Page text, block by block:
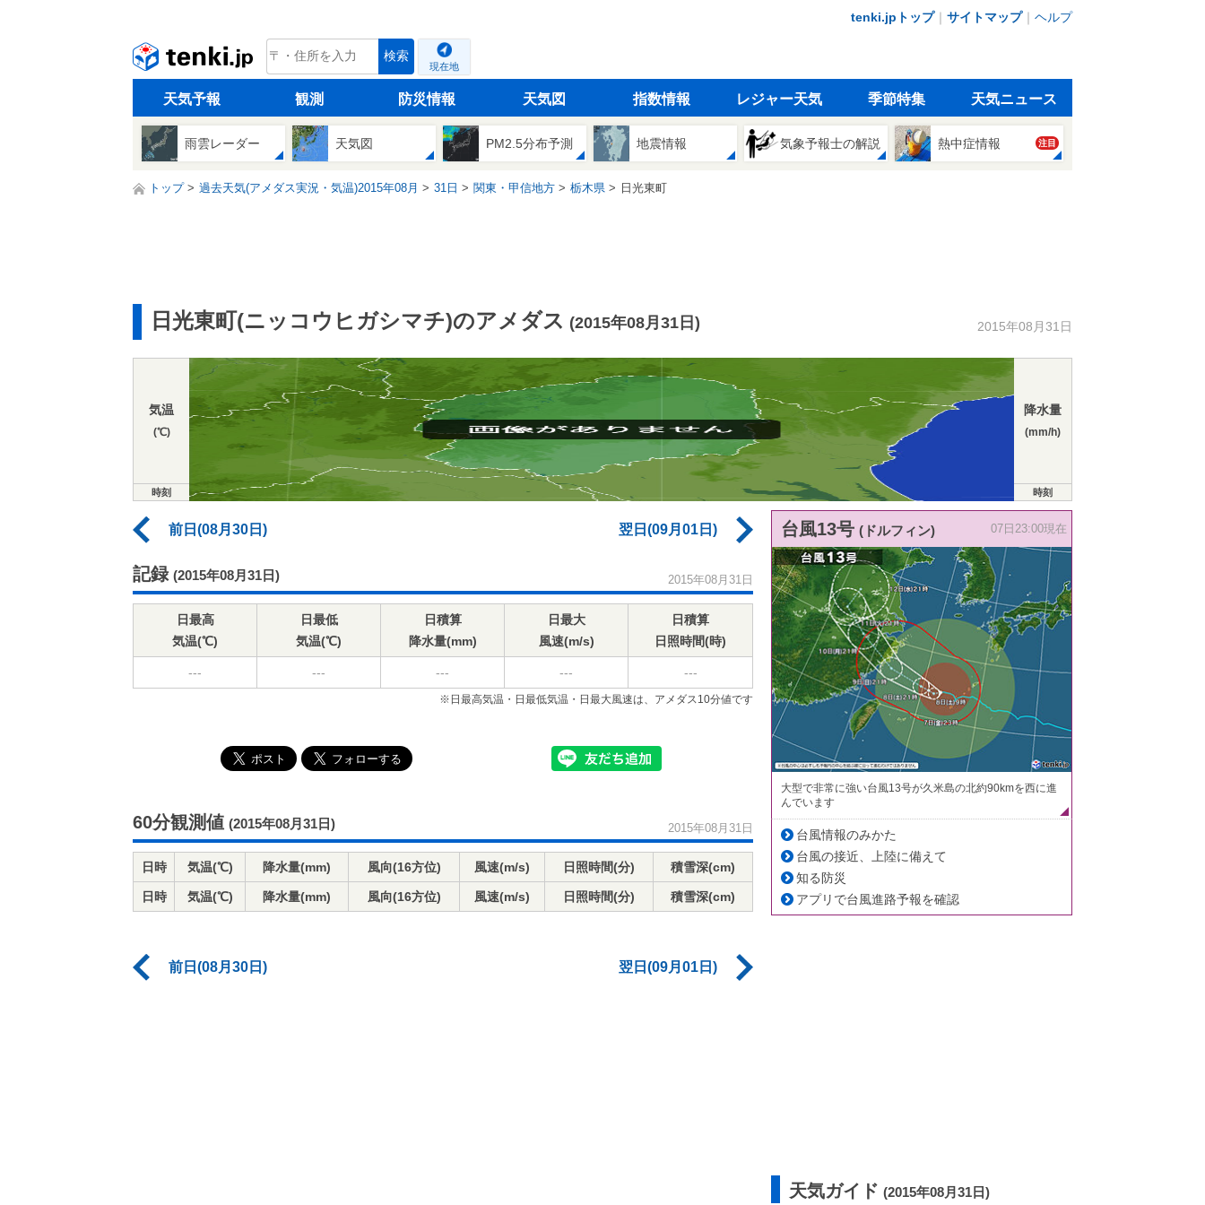
tenki.jpトップ｜ サイトマップ｜ ヘルプ
tenki.jp 検索
現在地
天気予報 観測 防災情報 天気図 指数情報 レジャー天気 季節特集 天気ニュース
雨雲レーダー 天気図 PM2.5分布予測 地震情報 気象予報士の解説 熱中症情報 注目
トップ 過去天気(アメダス実況・気温)2015年08月 31日 関東・甲信地方 栃木県 日光東町
日光東町(ニッコウヒガシマチ)のアメダス (2015年08月31日) 2015年08月31日
気温
(℃)
降水量
(mm/h)
時刻 時刻
前日(08月30日) 翌日(09月01日)
記録 (2015年08月31日) 2015年08月31日
日最高
気温(℃)
日最低
気温(℃)
日積算
降水量(mm)
日最大
風速(m/s)
日積算
日照時間(時)
--- --- --- --- ---
※日最高気温・日最低気温・日最大風速は、アメダス10分値です
60分観測値 (2015年08月31日) 2015年08月31日
日時 気温(℃) 降水量(mm) 風向(16方位) 風速(m/s) 日照時間(分) 積雪深(cm)
日時 気温(℃) 降水量(mm) 風向(16方位) 風速(m/s) 日照時間(分) 積雪深(cm)
前日(08月30日) 翌日(09月01日)
台風13号 (ドルフィン) 07日23:00現在
大型で非常に強い台風13号が久米島の北約90kmを西に進
んでいます
台風情報のみかた
台風の接近、上陸に備えて
知る防災
アプリで台風進路予報を確認
天気ガイド (2015年08月31日)